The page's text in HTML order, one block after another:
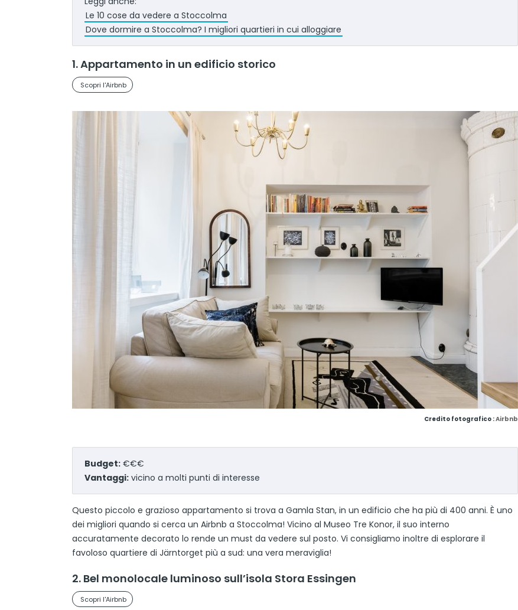
Le 10 cose da vedere a Stoccolma
Dove dormire a Stoccolma? I migliori quartieri in cui alloggiare
1. Appartamento in un edificio storico
Scopri l'Airbnb
Credito fotografico :Airbnb
Budget: €€€
Vantaggi: vicino a molti punti di interesse
Questo piccolo e grazioso appartamento si trova a Gamla Stan, in un edificio che ha più di 400 anni. È uno
dei migliori quando si cerca un Airbnb a Stoccolma! Vicino al Museo Tre Konor, il suo interno
accuratamente decorato lo rende un must da vedere sul posto. Vi consigliamo inoltre di esplorare il
favoloso quartiere di Järntorget più a sud: una vera meraviglia!
2. Bel monolocale luminoso sull’isola Stora Essingen
Scopri l'Airbnb